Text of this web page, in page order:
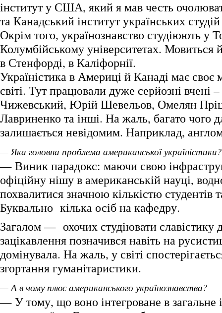
інститут у США, який я мав честь
та Канадський інститут українських
Окрім того, українознавство студіюють у
Колумбійському університетах. Мовиться
в Стенфорді, в Каліфорнії.
Україністика в Америці й Канаді має своє
світі. Тут працювали дуже серйозні вчені
Чижевський, Юрій Шевельов, Омелян
Лавриненко та інші. На жаль, багато чого
залишається невідомим. Наприклад,
— Яка головна проблема американської україністики?
— Виник парадокс: маючи свою
офіційну нішу в американській науці,
похвалитися значною кількістю студентів
Буквально кілька осіб на кафедру.
Загалом — охочих студіювати
зацікавлення позначився навіть на
домінувала. На жаль, у світі
згортання гуманітаристики.
— А в чому плюс американського українознавства?
— У тому, що воно інтегроване в загальне